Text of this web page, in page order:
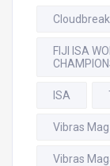
Cloudbreak
FIJI ISA
ISA
Vibras
Vibras